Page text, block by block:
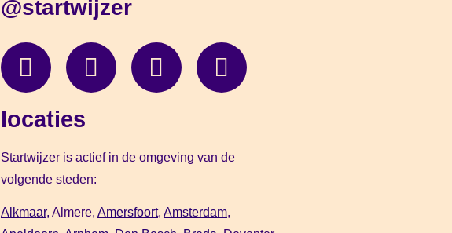
@startwijzer
locaties
Startwijzer is actief in de omgeving van de
volgende steden:
Alkmaar, Almere, Amersfoort, Amsterdam,